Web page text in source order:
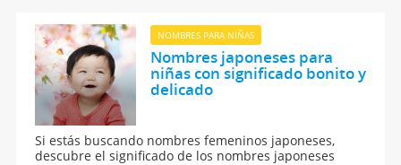
NOMBRES PARA NIÑAS
Nombres japoneses para
niñas con significado bonito y
delicado
Si estás buscando nombres femeninos japoneses,
descubre el significado de los nombres japoneses